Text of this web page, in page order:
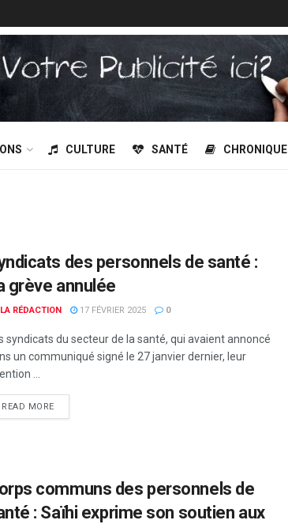
CULTURE SANTÉ CHRONIQUE
des personnels de santé :
grève annulée
LA RÉDACTION 17 FÉVRIER 2025 0
syndicats du secteur de la santé, qui avaient annoncé
un communiqué signé le 27 janvier dernier, leur
...
READ MORE
communs des personnels de
: Saïhi exprime son soutien aux